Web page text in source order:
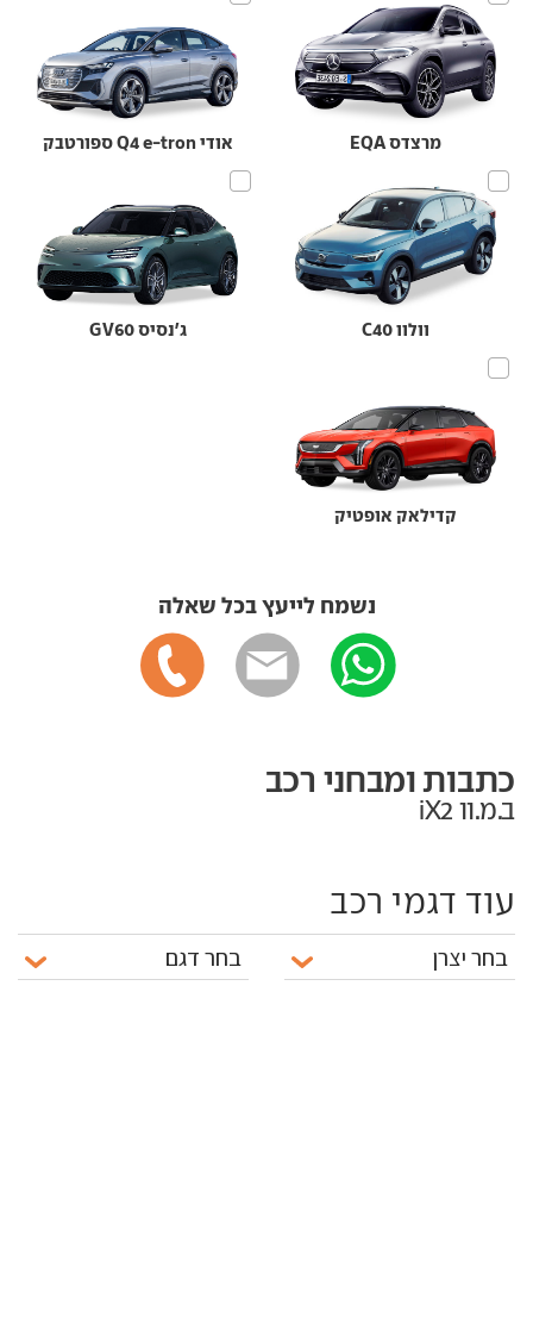
מרצדס EQA אודי Q4 e-tron ספורטבק
וולוו C40 ג'נסיס GV60
קדילאק אופטיק
נשמח לייעץ בכל שאלה
כתבות ומבחני רכב
ב.מ.וו iX2
עוד דגמי רכב